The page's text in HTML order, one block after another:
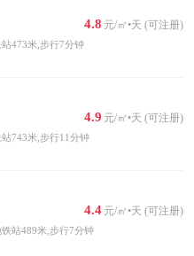
4.8 元/㎡•天 (可注册)
473米,步行7分钟
4.9 元/㎡•天 (可注册)
743米,步行11分钟
4.4 元/㎡•天 (可注册)
站489米,步行7分钟